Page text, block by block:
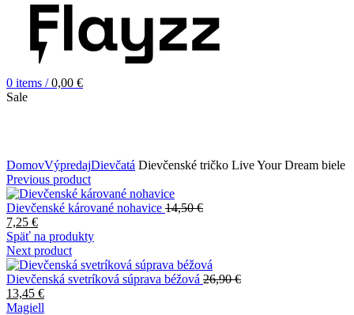
0 items / 0,00 €
Sale
DomovVýpredajDievčatá Dievčenské tričko Live Your Dream biele
Previous product
Dievčenské kárované nohavice 14,50€
7,25 €
Späť na produkty
Next product
Dievčenská svetríková súprava béžová 26,90€
13,45 €
Magiell